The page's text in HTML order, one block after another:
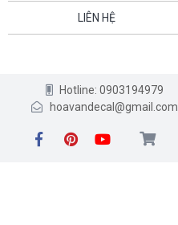
LIÊN HỆ
Hotline: 0903194979
hoavandecal@gmail.com